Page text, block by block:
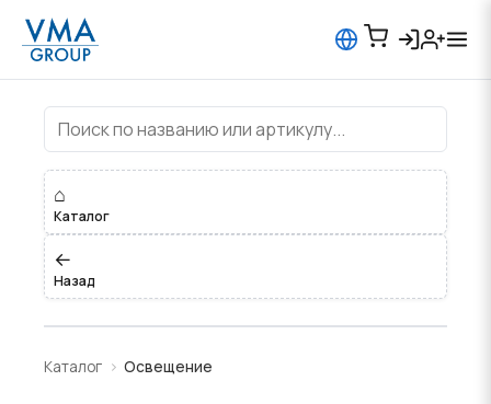
Освещение
⌂
Каталог
←
Назад
Каталог Освещение